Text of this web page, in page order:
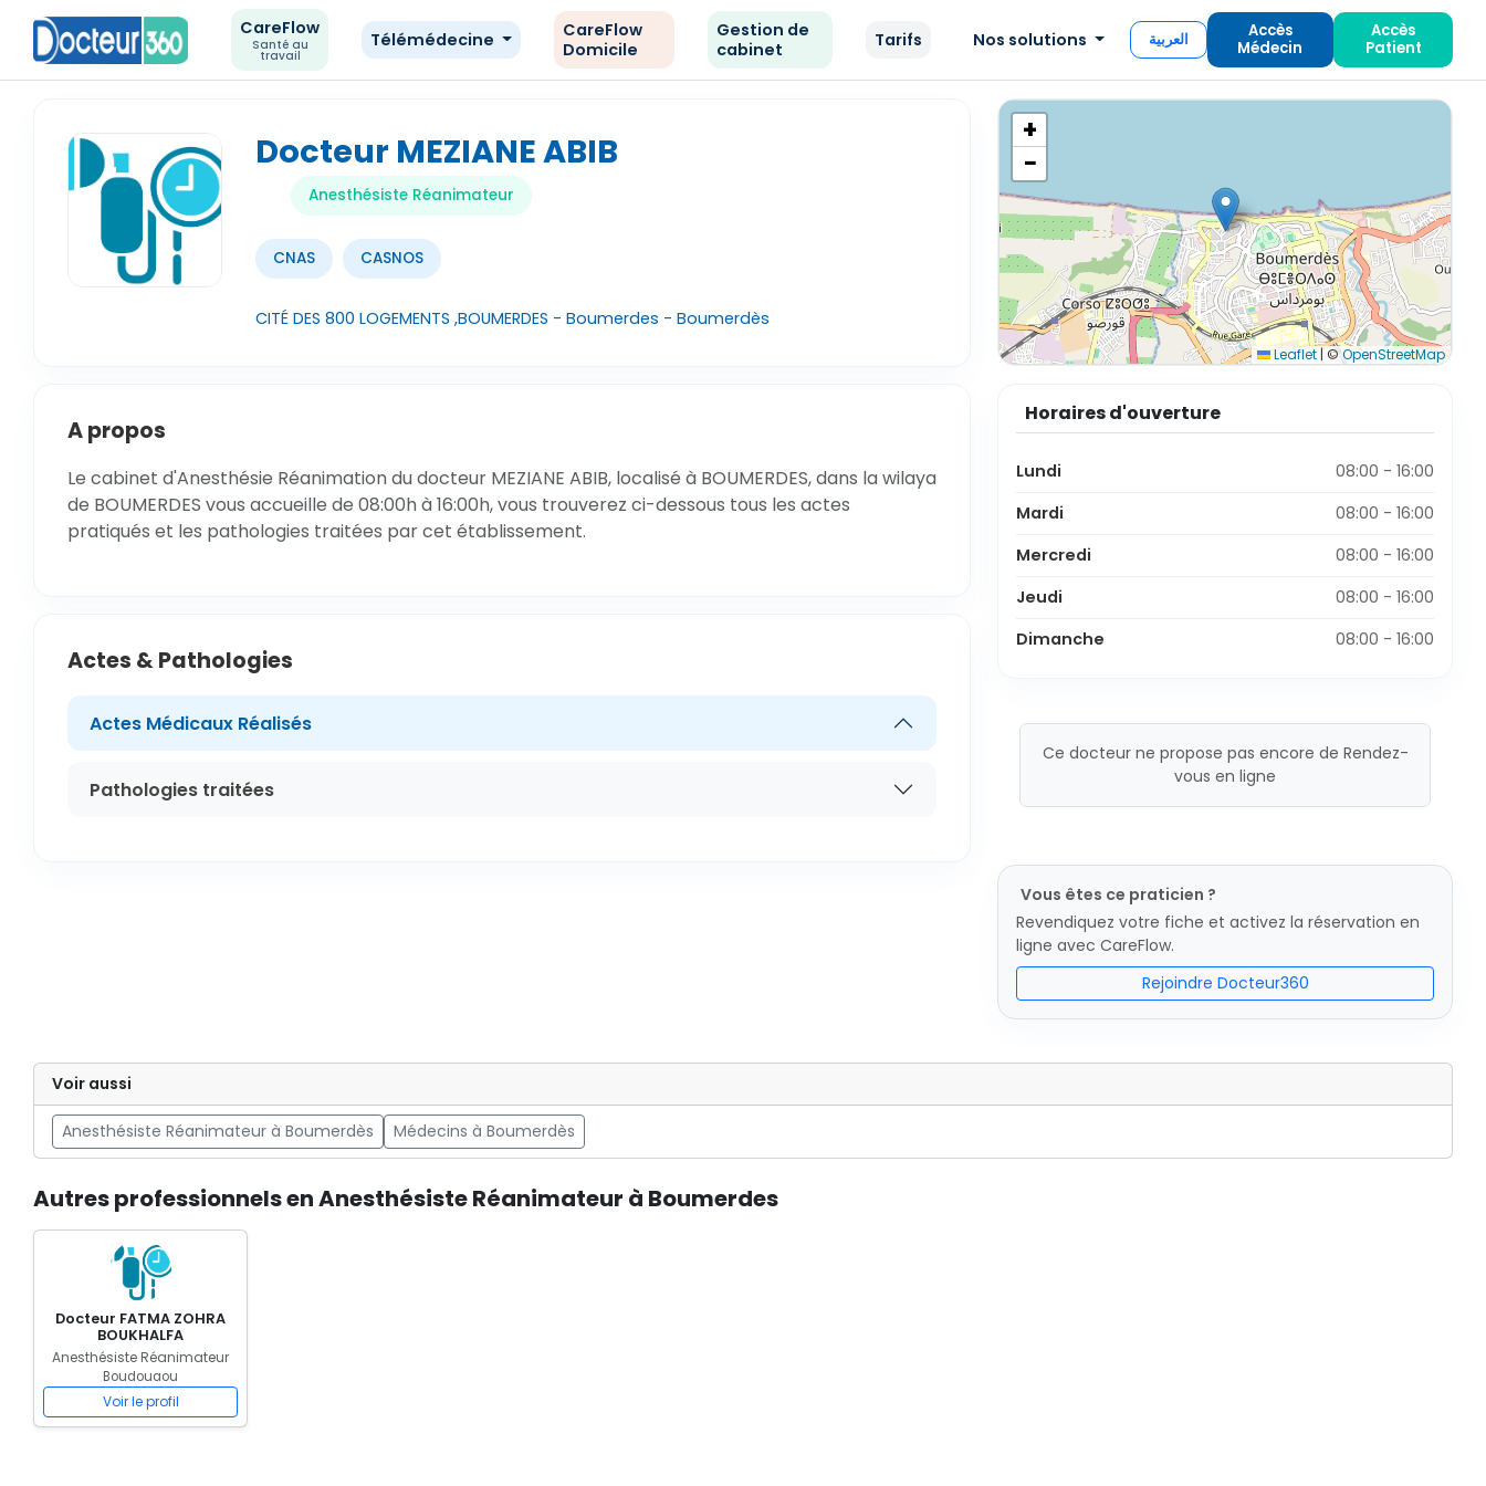
CareFlow
Santé au
travail
Télémédecine
CareFlow
Domicile
Gestion de
cabinet
Tarifs Nos solutions العربية
Accès
Médecin
Accès
Patient
Docteur MEZIANE ABIB
Anesthésiste Réanimateur
CNAS CASNOS
CITÉ DES 800 LOGEMENTS ,BOUMERDES - Boumerdes - Boumerdès
+
−
Leaflet |©OpenStreetMap
A propos
Le cabinet d'Anesthésie Réanimation du docteur MEZIANE ABIB, localisé à BOUMERDES, dans la wilaya
de BOUMERDES vous accueille de 08:00h à 16:00h, vous trouverez ci-dessous tous les actes
pratiqués et les pathologies traitées par cet établissement.
Actes & Pathologies
Actes Médicaux Réalisés
Pathologies traitées
Horaires d'ouverture
Lundi
08:00 - 16:00
Mardi
08:00 - 16:00
Mercredi
08:00 - 16:00
Jeudi
08:00 - 16:00
Dimanche
08:00 - 16:00
Ce docteur ne propose pas encore de Rendez-
vous en ligne
Vous êtes ce praticien ?
Revendiquez votre fiche et activez la réservation en
ligne avec CareFlow.
Rejoindre Docteur360
Voir aussi
Anesthésiste Réanimateur à Boumerdès Médecins à Boumerdès
Autres professionnels en Anesthésiste Réanimateur à Boumerdes
Docteur FATMA ZOHRA
BOUKHALFA
Anesthésiste Réanimateur
Boudouaou
Voir le profil